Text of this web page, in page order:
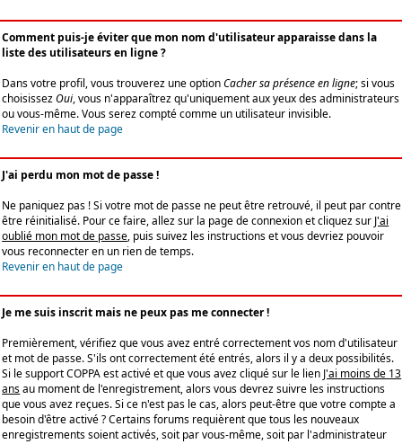
Comment puis-je éviter que mon nom d'utilisateur apparaisse dans la
liste des utilisateurs en ligne ?
Dans votre profil, vous trouverez une optionCacher sa présence en ligne; si vous
choisissezOui, vous n'apparaîtrez qu'uniquement aux yeux des administrateurs
ou vous-même. Vous serez compté comme un utilisateur invisible.
Revenir en haut de page
J'ai perdu mon mot de passe !
Ne paniquez pas ! Si votre mot de passe ne peut être retrouvé, il peut par contre
être réinitialisé. Pour ce faire, allez sur la page de connexion et cliquez sur J'ai
oublié mon mot de passe, puis suivez les instructions et vous devriez pouvoir
vous reconnecter en un rien de temps.
Revenir en haut de page
Je me suis inscrit mais ne peux pas me connecter !
Premièrement, vérifiez que vous avez entré correctement vos nom d'utilisateur
et mot de passe. S'ils ont correctement été entrés, alors il y a deux possibilités.
Si le support COPPA est activé et que vous avez cliqué sur le lien J'ai moins de 13
ansau moment de l'enregistrement, alors vous devrez suivre les instructions
que vous avez reçues. Si ce n'est pas le cas, alors peut-être que votre compte a
besoin d'être activé ? Certains forums requièrent que tous les nouveaux
enregistrements soient activés, soit par vous-même, soit par l'administrateur